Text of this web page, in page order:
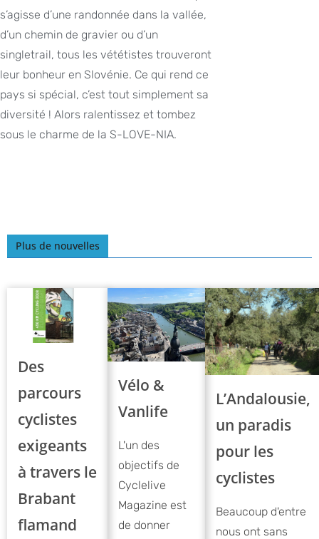
s’agisse d’une randonnée dans la vallée,
d’un chemin de gravier ou d’un
singletrail, tous les vététistes trouveront
leur bonheur en Slovénie. Ce qui rend ce
pays si spécial, c’est tout simplement sa
diversité ! Alors ralentissez et tombez
sous le charme de la S-LOVE-NIA.
Plus de nouvelles
Des
parcours
cyclistes
exigeants
à travers le
Brabant
flamand
Vélo &
Vanlife
L'un des
objectifs de
Cyclelive
Magazine est
de donner
L’Andalousie,
un paradis
pour les
cyclistes
Beaucoup d'entre
nous ont sans